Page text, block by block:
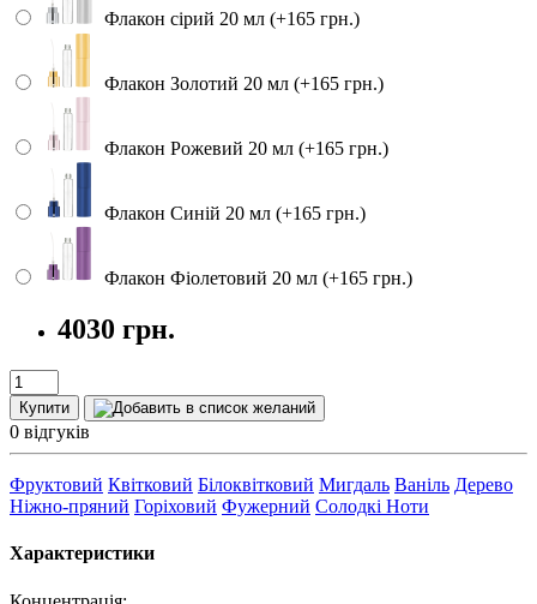
Флакон сірий 20 мл (+165 грн.)
Флакон Золотий 20 мл (+165 грн.)
Флакон Рожевий 20 мл (+165 грн.)
Флакон Синій 20 мл (+165 грн.)
Флакон Фіолетовий 20 мл (+165 грн.)
4030 грн.
Купити
0 відгуків
Фруктовий Квітковий Білоквітковий Мигдаль Ваніль Дерево
Ніжно-пряний Горіховий Фужерний Солодкі Ноти
Характеристики